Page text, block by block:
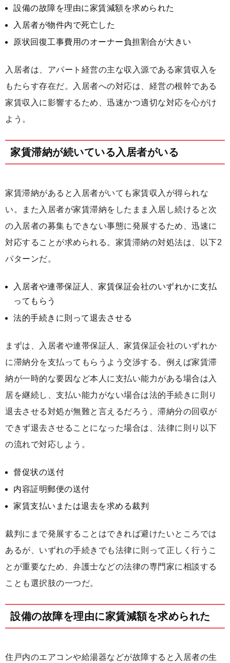
設備の故障を理由に家賃減額を求められた
入居者が物件内で死亡した
原状回復工事費用のオーナー負担割合が大きい
入居者は、アパート経営の主な収入源である家賃収入を
もたらす存在だ。入居者への対応は、経営の根幹である
家賃収入に影響するため、迅速かつ適切な対応を心がけ
よう。
家賃滞納が続いている入居者がいる
家賃滞納があると入居者がいても家賃収入が得られな
い。また入居者が家賃滞納をしたまま入居し続けると次
の入居者の募集もできない事態に発展するため、迅速に
対応することが求められる。家賃滞納の対処法は、以下2
パターンだ。
入居者や連帯保証人、家賃保証会社のいずれかに支払
ってもらう
法的手続きに則って退去させる
まずは、入居者や連帯保証人、家賃保証会社のいずれか
に滞納分を支払ってもらうよう交渉する。例えば家賃滞
納が一時的な要因など本人に支払い能力がある場合は入
居を継続し、支払い能力がない場合は法的手続きに則り
退去させる対処が無難と言えるだろう。滞納分の回収が
できず退去させることになった場合は、法律に則り以下
の流れで対応しよう。
督促状の送付
内容証明郵便の送付
家賃支払いまたは退去を求める裁判
裁判にまで発展することはできれば避けたいところでは
あるが、いずれの手続きでも法律に則って正しく行うこ
とが重要なため、弁護士などの法律の専門家に相談する
ことも選択肢の一つだ。
設備の故障を理由に家賃減額を求められた
住戸内のエアコンや給湯器などが故障すると入居者の生